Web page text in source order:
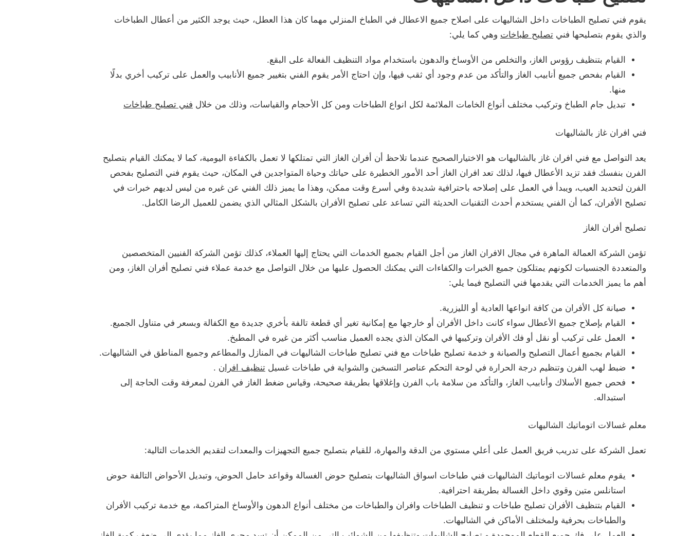
يقوم فني تصليح الطباخات داخل الشاليهات على اصلاح جميع الاعطال في الطباخ المنزلي مهما كان هذا العطل، حيث يوجد الكثير من أعطال الطباخات
والذي يقوم بتصليحها فني تصليح طباخات وهي كما يلي:
القيام بتنظيف رؤوس الغاز، والتخلص من الأوساخ والدهون باستخدام مواد التنظيف الفعالة على البقع.
القيام بفحص جميع أنابيب الغاز والتأكد من عدم وجود أي ثقب فيها، وإن احتاج الأمر يقوم الفني بتغيير جميع الأنابيب والعمل على تركيب أخري بدلًا
منها.
تبديل جام الطباخ وتركيب مختلف أنواع الخامات الملائمة لكل انواع الطباخات ومن كل الأحجام والقياسات، وذلك من خلال فني تصليح طباخات
فني افران غاز بالشاليهات
يعد التواصل مع فني افران غاز بالشاليهات هو الاختيارالصحيح عندما تلاحظ أن أفران الغاز التي تمتلكها لا تعمل بالكفاءة اليومية، كما لا يمكنك القيام بتصليح
الفرن بنفسك فقد تزيد الأعطال فيها، لذلك تعد افران الغاز أحد الأمور الخطيرة على حياتك وحياة المتواجدين في المكان، حيث يقوم فني التصليح بفحص
الفرن لتحديد العيب، ويبدأ في العمل على إصلاحه باحترافية شديدة وفي أسرع وقت ممكن، وهذا ما يميز ذلك الفني عن غيره من ليس لديهم خبرات في
تصليح الأفران، كما أن الفني يستخدم أحدث التقنيات الحديثة التي تساعد على تصليح الأفران بالشكل المثالي الذي يضمن للعميل الرضا الكامل.
تصليح أفران الغاز
تؤمن الشركة العمالة الماهرة في مجال الافران الغاز من أجل القيام بجميع الخدمات التي يحتاج إليها العملاء، كذلك تؤمن الشركة الفنيين المتخصصين
والمتعددة الجنسيات لكونهم يمتلكون جميع الخبرات والكفاءات التي يمكنك الحصول عليها من خلال التواصل مع خدمة عملاء فني تصليح أفران الغاز، ومن
أهم ما يميز الخدمات التي يقدمها فني التصليح فيما يلي:
صيانة كل الأفران من كافة انواعها العادية أو الليزرية.
القيام بإصلاح جميع الأعطال سواء كانت داخل الأفران أو خارجها مع إمكانية تغير أي قطعة تالفة بأخري جديدة مع الكفالة وبسعر في متناول الجميع.
العمل على تركيب أو نقل أو فك الأفران وتركيبها في المكان الذي يجده العميل مناسب أكثر من غيره في المطبخ.
القيام بجميع أعمال التصليح والصيانة و خدمة تصليح طباخات مع فني تصليح طباخات الشاليهات في المنازل والمطاعم وجميع المناطق في الشاليهات.
ضبط لهب الفرن وتنظيم درجة الحرارة في لوحة التحكم عناصر التسخين والشواية في طباخات غسيل تنظيف افران .
فحص جميع الأسلاك وأنابيب الغاز، والتأكد من سلامة باب الفرن وإغلاقها بطريقة صحيحة، وقياس ضغط الغاز في الفرن لمعرفة وقت الحاجة إلى
استبداله.
معلم غسالات اتوماتيك الشاليهات
تعمل الشركة على تدريب فريق العمل على أعلي مستوي من الدقة والمهارة، للقيام بتصليح جميع التجهيزات والمعدات لتقديم الخدمات التالية:
يقوم معلم غسالات اتوماتيك الشاليهات فني طباخات اسواق الشاليهات بتصليح حوض الغسالة وقواعد حامل الحوض، وتبديل الأحواض التالفة حوض
استانلس متين وقوي داخل الغسالة بطريقة احترافية.
القيام بتنظيف الأفران تصليح طباخات و تنظيف الطباخات وافران والطباخات من مختلف أنواع الدهون والأوساخ المتراكمة، مع خدمة تركيب الأفران
والطباخات بحرفية ولمختلف الأماكن في الشاليهات.